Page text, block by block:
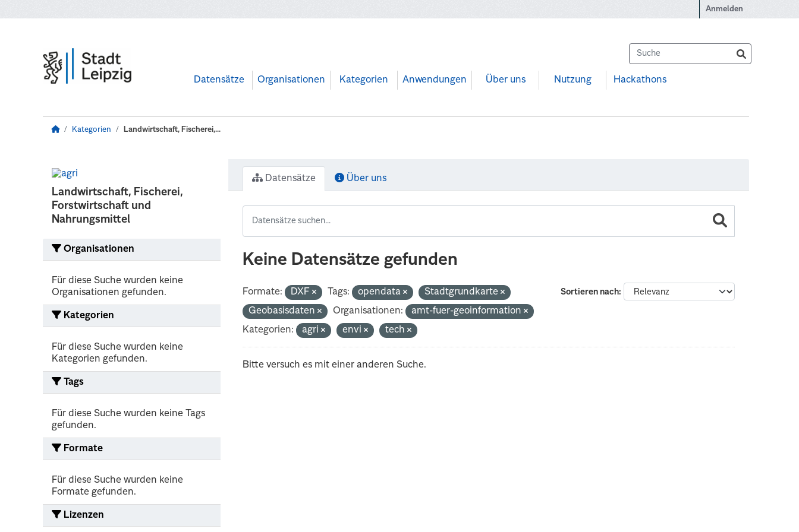
Anmelden
Datensätze Organisationen Kategorien Anwendungen Über uns Nutzung Hackathons
Kategorien Landwirtschaft, Fischerei,...
Landwirtschaft, Fischerei,
Forstwirtschaft und
Nahrungsmittel
Organisationen
Für diese Suche wurden keine
Organisationen gefunden.
Kategorien
Für diese Suche wurden keine
Kategorien gefunden.
Tags
Für diese Suche wurden keine Tags
gefunden.
Formate
Für diese Suche wurden keine
Formate gefunden.
Lizenzen
Datensätze Über uns
Keine Datensätze gefunden
Sortieren nach
Formate: DXF Tags: opendata
Stadtgrundkarte
Geobasisdaten
Organisationen:
amt-fuer-geoinformation
Kategorien:
agri envi tech
Bitte versuch es mit einer anderen Suche.